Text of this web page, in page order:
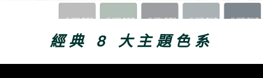
經典 8 大主題色系